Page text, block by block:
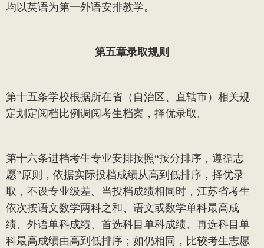
均以英语为第一外语安排教学。
第五章录取规则
第十五条学校根据所在省（自治区、直辖市）相关规
定划定阅档比例调阅考生档案，择优录取。
第十六条进档考生专业安排按照“按分排序，遵循志
愿”原则，依据实际投档成绩从高到低排序，择优录
取，不设专业级差。当投档成绩相同时，江苏省考生
依次按语文数学两科之和、语文或数学单科最高成
绩、外语单科成绩、首选科目单科成绩、再选科目单
科最高成绩由高到低排序；如仍相同，比较考生志愿